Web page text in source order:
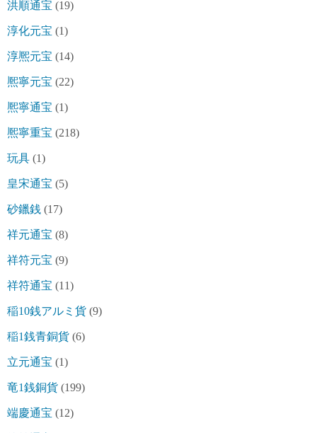
洪順通宝 (19)
淳化元宝 (1)
淳熈元宝 (14)
熈寧元宝 (22)
熈寧通宝 (1)
熈寧重宝 (218)
玩具 (1)
皇宋通宝 (5)
砂鑞銭 (17)
祥元通宝 (8)
祥符元宝 (9)
祥符通宝 (11)
稲10銭アルミ貨 (9)
稲1銭青銅貨 (6)
立元通宝 (1)
竜1銭銅貨 (199)
端慶通宝 (12)